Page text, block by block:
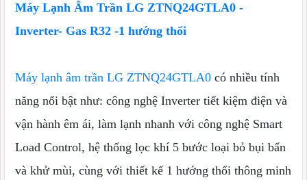
Máy Lạnh Âm Trần LG ZTNQ24GTLA0 -
Inverter- Gas R32 -1 hướng thổi
Máy lạnh âm trần LG ZTNQ24GTLA0 có nhiều tính
năng nổi bật như: công nghệ Inverter tiết kiệm điện và
vận hành êm ái, làm lạnh nhanh với công nghệ Smart
Load Control, hệ thống lọc khí 5 bước loại bỏ bụi bẩn
và khử mùi, cùng với thiết kế 1 hướng thổi thông minh